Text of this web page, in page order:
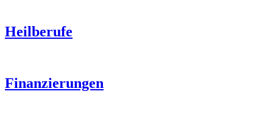
Heilberufe
Finanzierungen